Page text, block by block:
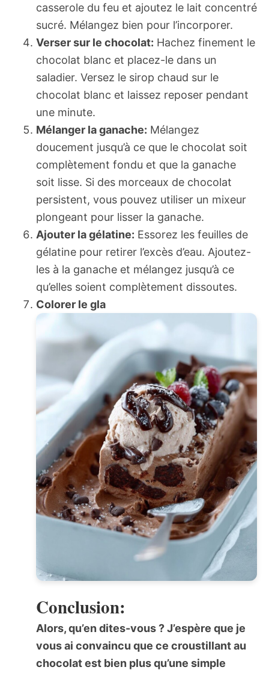
casserole du feu et ajoutez le lait concentré
sucré. Mélangez bien pour l’incorporer.
Verser sur le chocolat: Hachez finement le
chocolat blanc et placez-le dans un
saladier. Versez le sirop chaud sur le
chocolat blanc et laissez reposer pendant
une minute.
Mélanger la ganache: Mélangez
doucement jusqu’à ce que le chocolat soit
complètement fondu et que la ganache
soit lisse. Si des morceaux de chocolat
persistent, vous pouvez utiliser un mixeur
plongeant pour lisser la ganache.
Ajouter la gélatine: Essorez les feuilles de
gélatine pour retirer l’excès d’eau. Ajoutez-
les à la ganache et mélangez jusqu’à ce
qu’elles soient complètement dissoutes.
Colorer le gla
Conclusion:
Alors, qu’en dites-vous ? J’espère que je
vous ai convaincu que ce croustillant au
chocolatest bien plus qu’une simple